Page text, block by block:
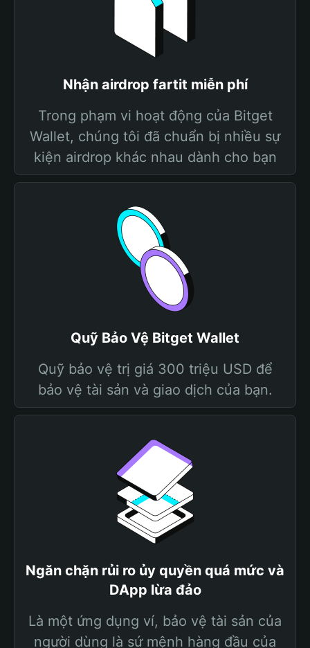
Nhận airdrop fartit miễn phí
Trong phạm vi hoạt động của Bitget
Wallet, chúng tôi đã chuẩn bị nhiều sự
kiện airdrop khác nhau dành cho bạn
Quỹ Bảo Vệ Bitget Wallet
Quỹ bảo vệ trị giá 300 triệu USD để
bảo vệ tài sản và giao dịch của bạn.
Ngăn chặn rủi ro ủy quyền quá mức và
DApp lừa đảo
Là một ứng dụng ví, bảo vệ tài sản của
người dùng là sứ mệnh hàng đầu của